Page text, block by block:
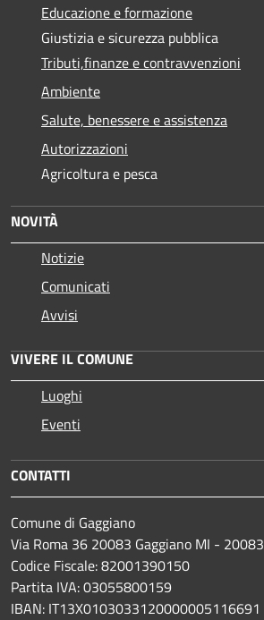
Educazione e formazione
Giustizia e sicurezza pubblica
Tributi,finanze e contravvenzioni
Ambiente
Salute, benessere e assistenza
Autorizzazioni
Agricoltura e pesca
NOVITÀ
Notizie
Comunicati
Avvisi
VIVERE IL COMUNE
Luoghi
Eventi
CONTATTI
Comune di Gaggiano
Via Roma 36 20083 Gaggiano MI - 20083
Codice Fiscale: 82001390150
Partita IVA: 03055800159
IBAN: IT13X0103033120000005116691